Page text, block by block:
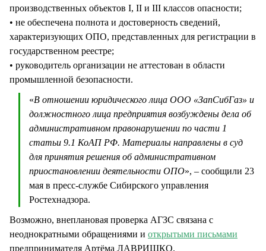
производственных объектов I, II и III классов опасности;
• не обеспечена полнота и достоверность сведений,
характеризующих ОПО, представленных для регистрации в
государственном реестре;
• руководитель организации не аттестован в области
промышленной безопасности.
«В отношении юридического лица ООО «ЗапСибГаз» и
должностного лица предприятия возбуждены дела об
административном правонарушении по части 1
статьи 9.1 КоАП РФ. Материалы направлены в суд
для принятия решения об административном
приостановлении деятельности ОПО», – сообщили 23
мая в пресс-службе Сибирского управления
Ростехнадзора.
Возможно, внеплановая проверка АГЗС связана с
неоднократными обращениями и открытыми письмами
предпринимателя Артёма ЛАВРИШКО.